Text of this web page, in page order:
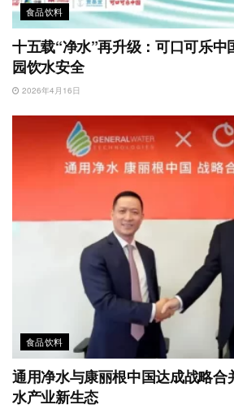
食品饮料
十五载“净水”再升级：可口可乐中
园饮水安全
2026年4月16日
食品饮料
通用净水与康丽根中国达成战略合
水产业新生态